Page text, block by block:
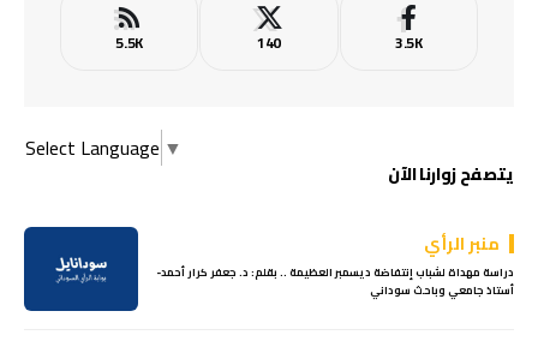
3.5K
140
5.5K
Select Language ▼
يتصفح زوارنا الآن
منبر الرأي
دراسة مهداة لشباب إنتفاضة ديسمبر العظيمة .. بقلم: د. جعفر كرار أحمد-
أستاذ جامعي وباحث سوداني